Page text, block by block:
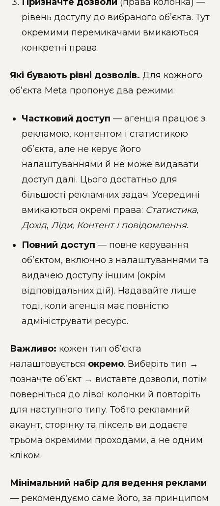
рівень доступу до вибраного об’єкта. Тут
окремими перемикачами вмикаються
конкретні права.
Які бувають рівні дозволів. Для кожного
об’єкта Meta пропонує два режими:
Частковий доступ — агенція працює з
рекламою, контентом і статистикою
об’єкта, але не керує його
налаштуваннями й не може видавати
доступ далі. Цього достатньо для
більшості рекламних задач. Усередині
вмикаються окремі права: Статистика,
Дохід, Ліди, Контент і повідомлення.
Повний доступ — повне керування
об’єктом, включно з налаштуваннями та
видачею доступу іншим (окрім
відповідальних дій). Надавайте лише
тоді, коли агенція має повністю
адмініструвати ресурс.
Важливо: кожен тип об’єкта
налаштовується окремо. Виберіть тип →
позначте об’єкт → виставте дозволи, потім
поверніться до лівої колонки й повторіть
для наступного типу. Тобто рекламний
акаунт, сторінку та піксель ви додаєте
трьома окремими проходами, а не одним
кліком.
Мінімальний набір для ведення реклами
— рекомендуємо саме його, за принципом